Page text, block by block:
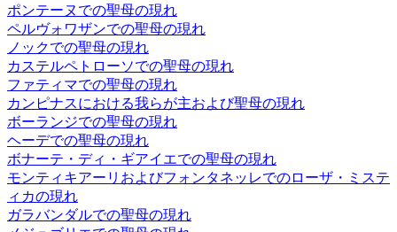
ポンテーヌでの聖母の現れ
ペルヴォワザンでの聖母の現れ
ノックでの聖母の現れ
カステルペトローソでの聖母の現れ
ファティマでの聖母の現れ
カンピナスにおける我らが主および聖母の現れ
ボーランジでの聖母の現れ
ヘーデでの聖母の現れ
ボナーテ・ディ・ギアイエでの聖母の現れ
モンティキアーリおよびフォンタネッレでのローザ・ミステ
ィカの現れ
ガラバンダルでの聖母の現れ